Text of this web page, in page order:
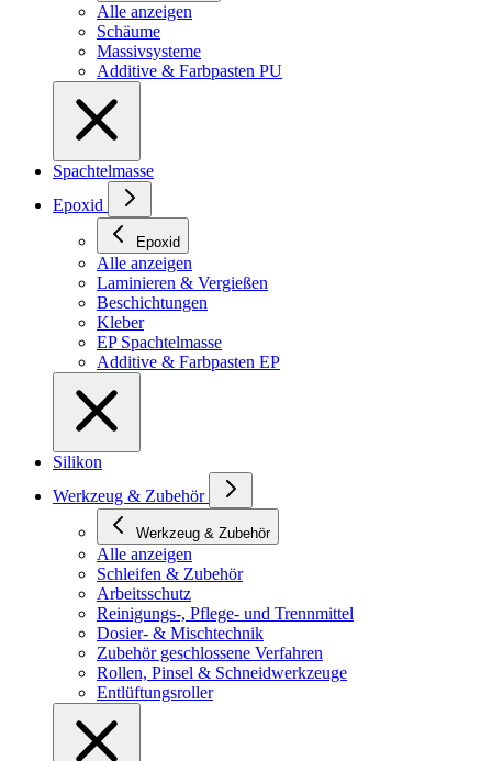
Alle anzeigen
Schäume
Massivsysteme
Additive & Farbpasten PU
Spachtelmasse
Epoxid
Epoxid
Alle anzeigen
Laminieren & Vergießen
Beschichtungen
Kleber
EP Spachtelmasse
Additive & Farbpasten EP
Silikon
Werkzeug & Zubehör
Werkzeug & Zubehör
Alle anzeigen
Schleifen & Zubehör
Arbeitsschutz
Reinigungs-, Pflege- und Trennmittel
Dosier- & Mischtechnik
Zubehör geschlossene Verfahren
Rollen, Pinsel & Schneidwerkzeuge
Entlüftungsroller